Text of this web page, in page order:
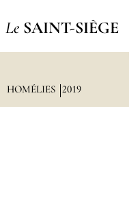
Le SAINT-SIÈGE
HOMÉLIES 2019